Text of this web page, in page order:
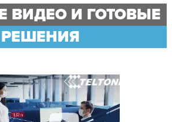
ВИДЕО И ГОТОВЫЕ
РЕШЕНИЯ